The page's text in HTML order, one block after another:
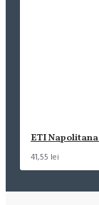
ETI
41,55 lei